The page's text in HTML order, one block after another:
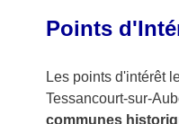
Points
Les points d'intérêt
Tessancourt-sur-
communes